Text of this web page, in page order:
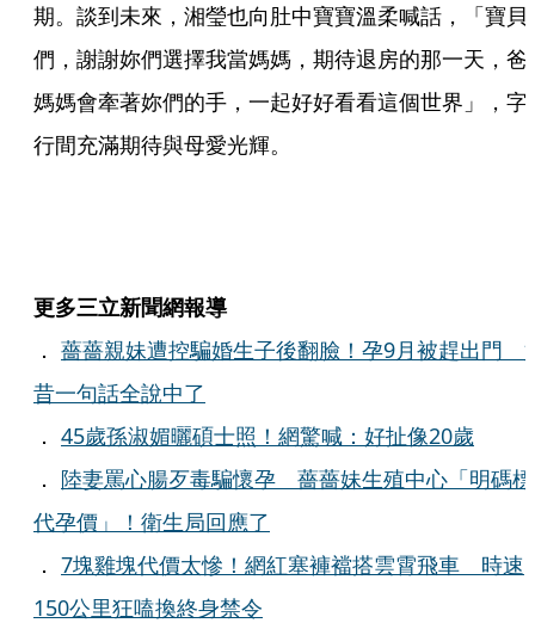
期。談到未來，湘瑩也向肚中寶寶溫柔喊話，「寶貝
們，謝謝妳們選擇我當媽媽，期待退房的那一天，爸
媽媽會牽著妳們的手，一起好好看看這個世界」，字
行間充滿期待與母愛光輝。
更多三立新聞網報導
． 薔薔親妹遭控騙婚生子後翻臉！孕9月被趕出門
昔一句話全說中了
． 45歲孫淑媚曬碩士照！網驚喊：好扯像20歲
． 陸妻罵心腸歹毒騙懷孕 薔薔妹生殖中心「明碼標
代孕價」！衛生局回應了
． 7塊雞塊代價太慘！網紅塞褲襠搭雲霄飛車 時速
150公里狂嗑換終身禁令